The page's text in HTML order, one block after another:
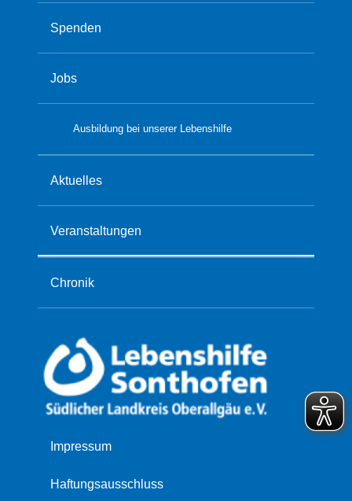
Spenden
Jobs
Ausbildung bei unserer Lebenshilfe
Aktuelles
Veranstaltungen
Chronik
überspringen
Impressum
Haftungsausschluss